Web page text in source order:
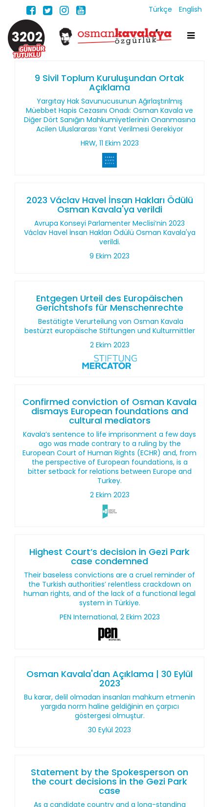
Türkçe English
3202
9 Sivil Toplum Kuruluşundan Ortak
Açıklama
Yargıtay Hak Savunucusunun Ağırlaştırılmış
Müebbet Hapis Cezasını Onadı: Osman Kavala ve
Diğer Dört Sanığın Mahkumiyetlerinin Onanmasına
Acilen Uluslararası Yanıt Verilmesi Gerekiyor
HRW, 11 Ekim 2023
2023 Václav Havel İnsan Hakları Ödülü
Osman Kavala'ya verildi
Avrupa Konseyi Parlamenter Meclisi’nin 2023
Václav Havel İnsan Hakları Ödülü Osman Kavala'ya
verildi.
9 Ekim 2023
Entgegen Urteil des Europäischen
Gerichtshofs für Menschenrechte
Bestätigte Verurteilung von Osman Kavala
bestürzt europäische Stiftungen und Kulturmittler
2 Ekim 2023
Confirmed conviction of Osman Kavala
dismays European foundations and
cultural mediators
Kavala’s sentence to life imprisonment a few days
ago was made contrary to a ruling by the
European Court of Human Rights (ECHR) and, from
the perspective of European foundations, is a
bitter setback for relations between Europe and
Turkey.
2 Ekim 2023
Highest Court’s decision in Gezi Park
case condemned
Their baseless convictions are a cruel reminder of
the Turkish authorities’ relentless crackdown on
human rights, and of the lack of a functional legal
system in Türkiye.
PEN International, 2 Ekim 2023
Osman Kavala'dan Açıklama | 30 Eylül
2023
Bu karar, delil olmadan insanları mahkum etmenin
yargıda norm haline geldiğinin en çarpıcı
göstergesi olmuştur.
30 Eylül 2023
Statement by the Spokesperson on
the court decisions in the Gezi Park
case
As a candidate country and a long-standing